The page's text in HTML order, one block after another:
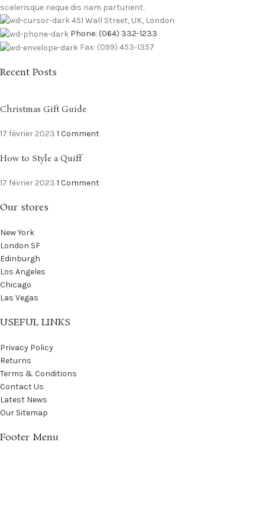
scelerisque neque dis nam parturient.
451 Wall Street, UK, London
Phone: (064) 332-1233
Fax: (099) 453-1357
Recent Posts
Christmas Gift Guide
17 février 2023 1 Comment
How to Style a Quiff
17 février 2023 1 Comment
Our stores
New York
London SF
Edinburgh
Los Angeles
Chicago
Las Vegas
USEFUL LINKS
Privacy Policy
Returns
Terms & Conditions
Contact Us
Latest News
Our Sitemap
Footer Menu